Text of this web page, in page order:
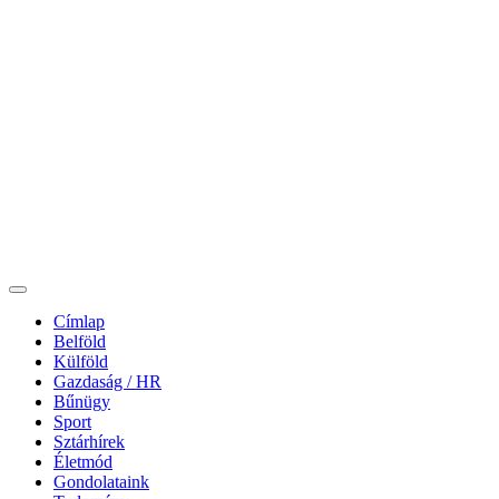
Címlap
Belföld
Külföld
Gazdaság / HR
Bűnügy
Sport
Sztárhírek
Életmód
Gondolataink